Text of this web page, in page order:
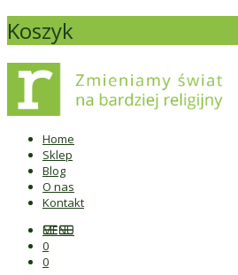
Koszyk
Home
Sklep
Blog
O nas
Kontakt
MENU
0
0